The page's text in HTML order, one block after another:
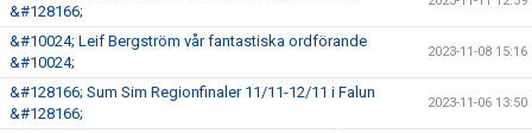
&#128166;
&#10024; Leif Bergström vår fantastiska ordförande
&#10024;
2023-11-08 15:16
&#128166; Sum Sim Regionfinaler 11/11-12/11 i Falun
&#128166;
2023-11-06 13:50